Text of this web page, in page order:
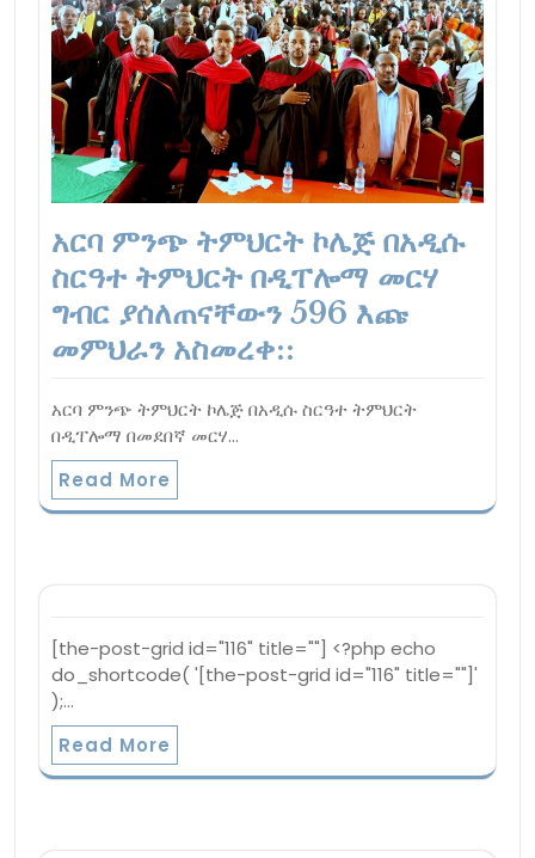
አርባ ምንጭ ትምህርት ኮሌጅ በአዲሱ
ስርዓተ ትምህርት በዲፐሎማ መርሃ
ግብር ያሰለጠናቸውን 596 እጩ
መምህራን አስመረቀ::
አርባ ምንጭ ትምህርት ኮሌጅ በአዲሱ ስርዓተ ትምህርት
በዲፐሎማ በመደበኛ መርሃ…
Read More
[the-post-grid id="116" title=""] <?php echo
do_shortcode( '[the-post-grid id="116" title=""]'
);…
Read More